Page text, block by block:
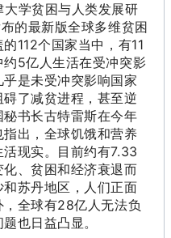
学贫困与人类发展研
的最新版全球多维贫困
112个国家当中，有11
5亿人生活在受冲突影
是未受冲突影响国家
了减贫进程，甚至逆
书长古特雷斯在今年
出，全球饥饿和营养
现实。目前约有7.33
、贫困和经济衰退而
苏丹地区，人们正面
全球有28亿人无法负
也日益凸显。